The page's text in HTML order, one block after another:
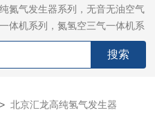
氮气发生器系列，无音无油空气
体机系列，氮氢空三气一体机系
TOA水质分析，水质检测仪
，电导计，多功能计，PH/DO/
>北京汇龙高纯氢气发生器